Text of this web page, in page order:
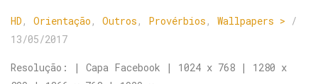
HD , Orientação , Outros , Provérbios , Wallpapers > /
13/05/2017
Resolução: | Capa Facebook | 1024 x 768 | 1280 x